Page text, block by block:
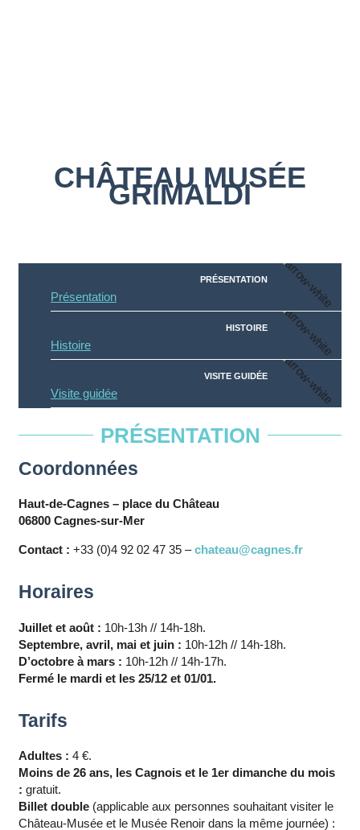
CHÂTEAU MUSÉE
GRIMALDI
PRÉSENTATION
Présentation
HISTOIRE
Histoire
VISITE GUIDÉE
Visite guidée
PRÉSENTATION
Coordonnées
Haut-de-Cagnes – place du Château
06800 Cagnes-sur-Mer
Contact : +33 (0)4 92 02 47 35 –chateau@cagnes.fr
Horaires
Juillet et août : 10h-13h // 14h-18h.
Septembre, avril, mai et juin : 10h-12h // 14h-18h.
D’octobre à mars : 10h-12h // 14h-17h.
Fermé le mardi et les 25/12 et 01/01.
Tarifs
Adultes : 4 €.
Moins de 26 ans, les Cagnois et le 1er dimanche du mois
: gratuit.
Billet double (applicable aux personnes souhaitant visiter le
Château-Musée et le Musée Renoir dans la même journée) :